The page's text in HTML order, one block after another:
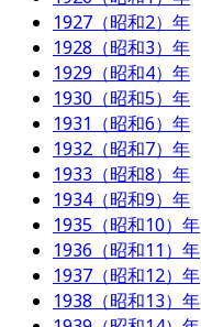
1927（昭和2）年
1928（昭和3）年
1929（昭和4）年
1930（昭和5）年
1931（昭和6）年
1932（昭和7）年
1933（昭和8）年
1934（昭和9）年
1935（昭和10）年
1936（昭和11）年
1937（昭和12）年
1938（昭和13）年